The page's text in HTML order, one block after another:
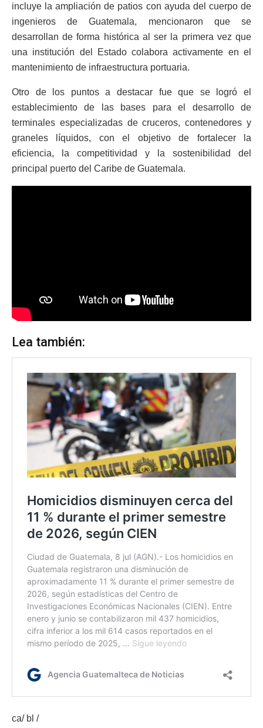
incluye la ampliación de patios con ayuda del cuerpo de
ingenieros de Guatemala, mencionaron que se
desarrollan de forma histórica al ser la primera vez que
una institución del Estado colabora activamente en el
mantenimiento de infraestructura portuaria.
Otro de los puntos a destacar fue que se logró el
establecimiento de las bases para el desarrollo de
terminales especializadas de cruceros, contenedores y
graneles líquidos, con el objetivo de fortalecer la
eficiencia, la competitividad y la sostenibilidad del
principal puerto del Caribe de Guatemala.
Lea también:
ca/ bl /